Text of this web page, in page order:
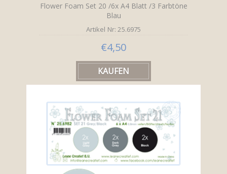
Flower Foam Set 20 /6x A4 Blatt /3 Farbtöne
Blau
Artikel Nr: 25.6975
€4,50